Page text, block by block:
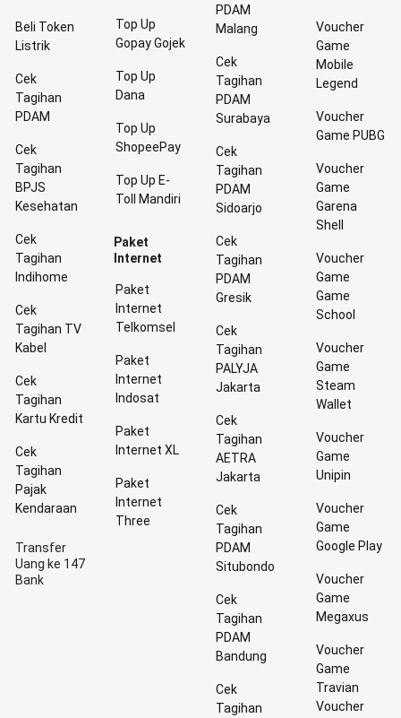
Beli Token
Listrik
Cek
Tagihan
PDAM
Cek
Tagihan
BPJS
Kesehatan
Cek
Tagihan
Indihome
Cek
Tagihan TV
Kabel
Cek
Tagihan
Kartu Kredit
Cek
Tagihan
Pajak
Kendaraan
Transfer
Uang ke 147
Bank
Top Up
Gopay Gojek
Top Up
Dana
Top Up
ShopeePay
Top Up E-
Toll Mandiri
Paket
Internet
Paket
Internet
Telkomsel
Paket
Internet
Indosat
Paket
Internet XL
Paket
Internet
Three
PDAM
Malang
Cek
Tagihan
PDAM
Surabaya
Cek
Tagihan
PDAM
Sidoarjo
Cek
Tagihan
PDAM
Gresik
Cek
Tagihan
PALYJA
Jakarta
Cek
Tagihan
AETRA
Jakarta
Cek
Tagihan
PDAM
Situbondo
Cek
Tagihan
PDAM
Bandung
Cek
Tagihan
Voucher
Game
Mobile
Legend
Voucher
Game PUBG
Voucher
Game
Garena
Shell
Voucher
Game
Game
School
Voucher
Game
Steam
Wallet
Voucher
Game
Unipin
Voucher
Game
Google Play
Voucher
Game
Megaxus
Voucher
Game
Travian
Voucher